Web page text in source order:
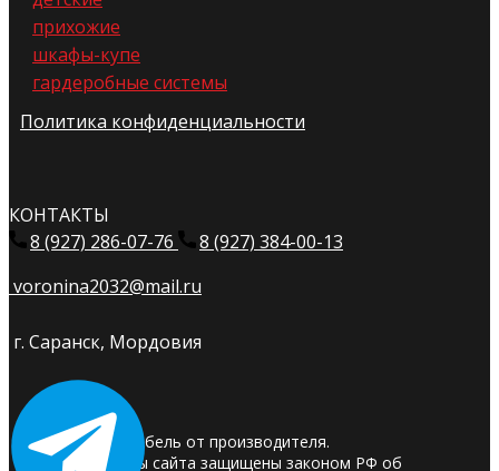
прихожие
шкафы-купе
гардеробные системы
Политика конфиденциальности
КОНТАКТЫ
8 (927) 286-07-76
8 (927) 384-00-13
voronina2032@mail.ru
г. Саранск, Мордовия
© 2025. Мебель от производителя.
Материалы сайта защищены законом РФ об